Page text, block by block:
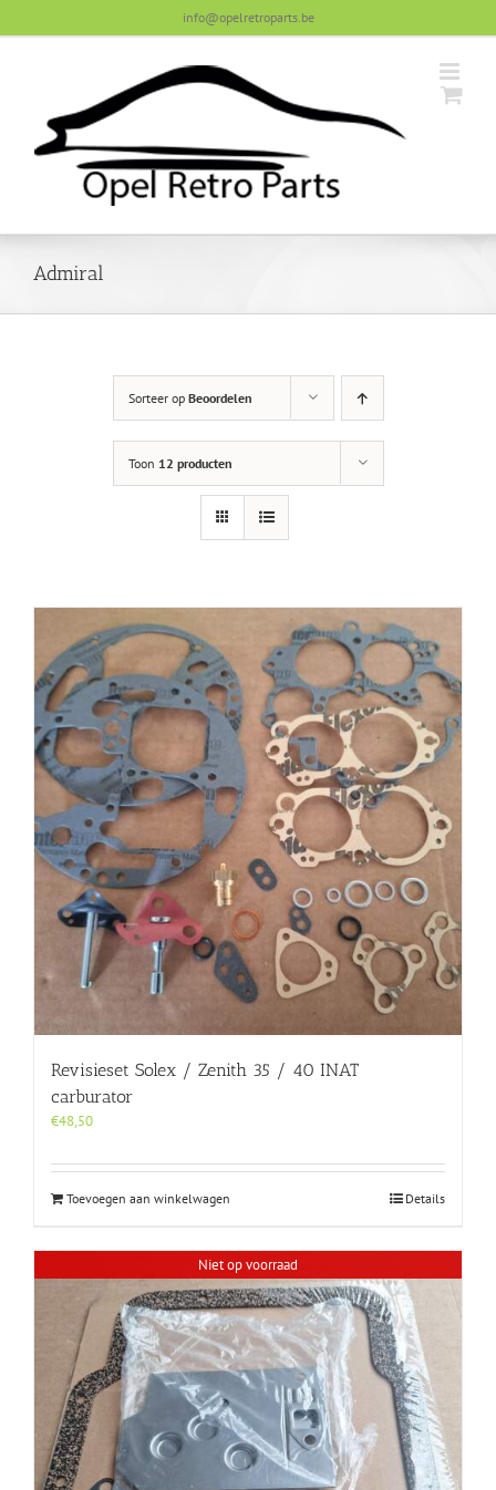
info@opelretroparts.be
Admiral
Sorteer op Beoordelen
Toon 12 producten
Revisieset Solex / Zenith 35 / 40 INAT
carburator
€48,50
Toevoegen aan winkelwagen Details
Niet op voorraad